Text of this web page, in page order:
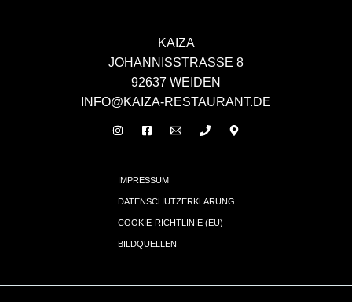
KAIZA
JOHANNISSTRASSE 8
92637 WEIDEN
INFO@KAIZA-RESTAURANT.DE
IMPRESSUM
DATENSCHUTZERKLÄRUNG
COOKIE-RICHTLINIE (EU)
BILDQUELLEN